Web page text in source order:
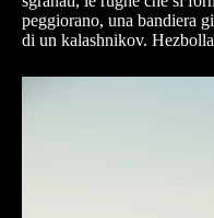
peggiorano, una bandiera
di un kalashnikov.